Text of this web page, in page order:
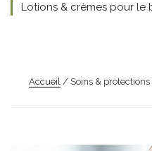
Accueil / Soins & protections
Lotions & crèmes pour le